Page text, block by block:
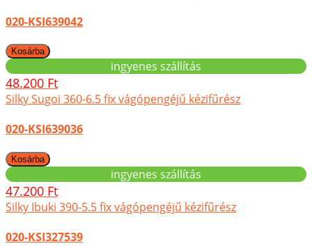
020-KSI639042
ingyenes szállítás
48.200 Ft
Silky Sugoi 360-6.5 fix vágópengéjű kézifűrész
020-KSI639036
ingyenes szállítás
47.200 Ft
Silky Ibuki 390-5.5 fix vágópengéjű kézifűrész
020-KSI327539